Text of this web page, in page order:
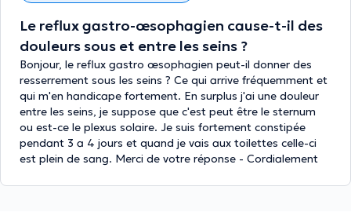
Le reflux gastro-œsophagien cause-t-il des
douleurs sous et entre les seins ?
Bonjour, le reflux gastro œsophagien peut-il donner des
resserrement sous les seins ? Ce qui arrive fréquemment et
qui m'en handicape fortement. En surplus j'ai une douleur
entre les seins, je suppose que c'est peut être le sternum
ou est-ce le plexus solaire. Je suis fortement constipée
pendant 3 a 4 jours et quand je vais aux toilettes celle-ci
est plein de sang. Merci de votre réponse - Cordialement